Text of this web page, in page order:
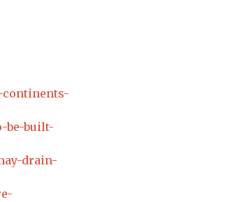
be-built-
drain-